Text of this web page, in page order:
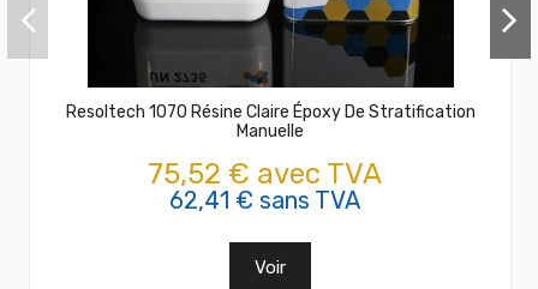
Resoltech 1070 Résine Claire Époxy De Stratification
Manuelle
75,52 € avec TVA
62,41 € sans TVA
Voir